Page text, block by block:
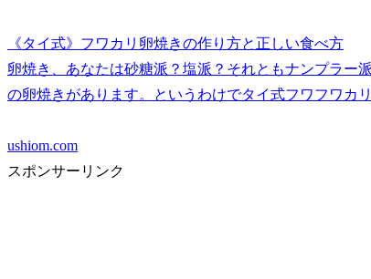
《タイ式》フワカリ卵焼きの作り方と正しい食べ方
卵焼き、あなたは砂糖派？塩派？それともナンプラー
の卵焼きがあります。というわけでタイ式フワフワカ
ushiom.com
スポンサーリンク